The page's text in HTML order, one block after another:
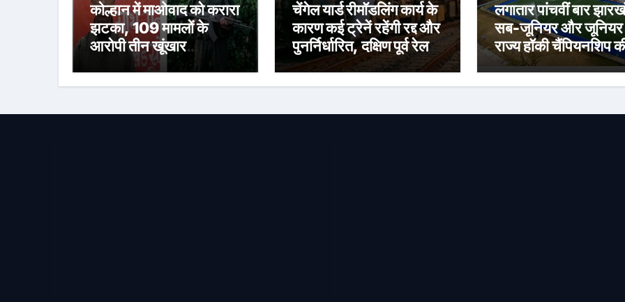
कोल्हान में माओवाद को करारा
झटका, 109 मामलों के
आरोपी तीन खूंखार
माओवादियों ने किया सरेंडर,
10 लाख का इनामी सालुका
चेंगेल यार्ड रीमॉडलिंग कार्य के
कारण कई ट्रेनें रहेंगी रद्द और
पुनर्निर्धारित, दक्षिण पूर्व रेलवे
ने जारी की सूचना
लगातार पांचवीं बार
सब-जूनियर और जूनियर
राज्य हॉकी चैंपियनशिप
मेजबानी करेगा नेवल टाटा
हॉकी अकादमी